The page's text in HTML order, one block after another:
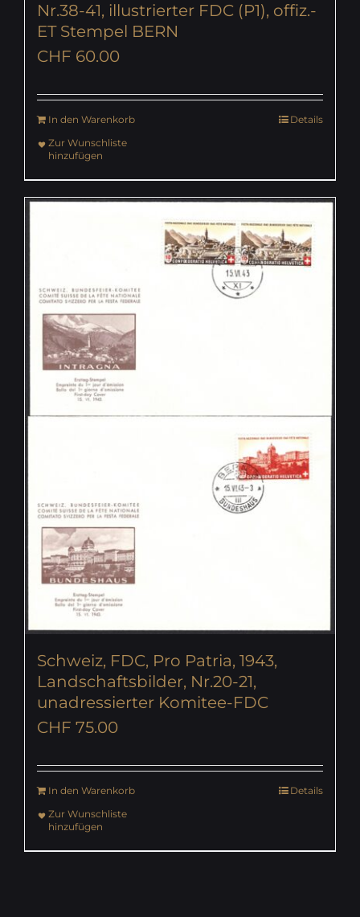
Nr.38-41, illustrierter FDC (P1), offiz.-
ET Stempel BERN
CHF 60.00
In den Warenkorb
Details
Zur Wunschliste
hinzufügen
Schweiz, FDC, Pro Patria, 1943,
Landschaftsbilder, Nr.20-21,
unadressierter Komitee-FDC
CHF 75.00
In den Warenkorb
Details
Zur Wunschliste
hinzufügen